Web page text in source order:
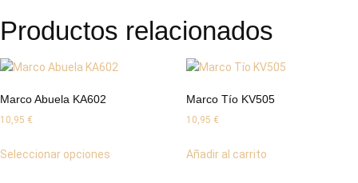
Productos relacionados
Marco Abuela KA602
10,95 €
Seleccionar opciones
Marco Tío KV505
10,95 €
Añadir al carrito